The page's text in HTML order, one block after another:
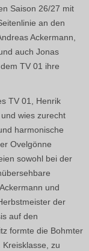
Saison 26/27 mit
an den
Ackermann,
auch Jonas
TV 01 ihre
TV 01, Henrik
wies zurecht
harmonische
Ovelgönne
sowohl bei der
und
der
auf den
formte die Bohmter
zu